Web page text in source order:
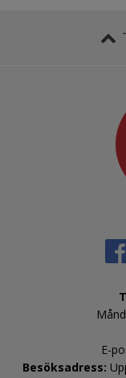
E-
Besöksadress: